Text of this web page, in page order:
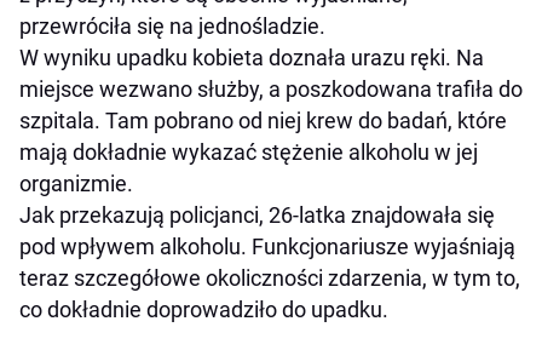
przewróciła się na jednośladzie.
W wyniku upadku kobieta doznała urazu ręki. Na
miejsce wezwano służby, a poszkodowana trafiła do
szpitala. Tam pobrano od niej krew do badań, które
mają dokładnie wykazać stężenie alkoholu w jej
organizmie.
Jak przekazują policjanci, 26-latka znajdowała się
pod wpływem alkoholu. Funkcjonariusze wyjaśniają
teraz szczegółowe okoliczności zdarzenia, w tym to,
co dokładnie doprowadziło do upadku.